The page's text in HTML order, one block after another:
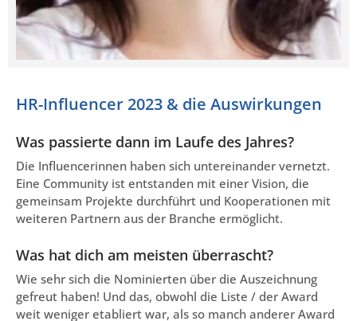
HR-Influencer 2023 & die Auswirkungen
Was passierte dann im Laufe des Jahres?
Die Influencerinnen haben sich untereinander vernetzt.
Eine Community ist entstanden mit einer Vision, die
gemeinsam Projekte durchführt und Kooperationen mit
weiteren Partnern aus der Branche ermöglicht.
Was hat dich am meisten überrascht?
Wie sehr sich die Nominierten über die Auszeichnung
gefreut haben! Und das, obwohl die Liste / der Award
weit weniger etabliert war, als so manch anderer Award